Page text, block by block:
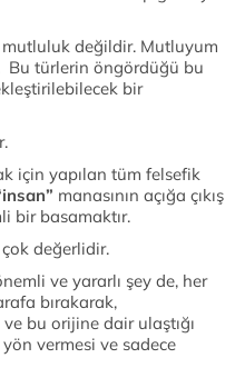
değildir. Mutluyum
Bu türlerin öngördüğü bu
bir
için yapılan tüm felsefik
manasının açığa çıkış
bir basamaktır.
çok değerlidir.
ve yararlı şey de, her
bırakarak,
bu orijine dair ulaştığı
vermesi ve sadece